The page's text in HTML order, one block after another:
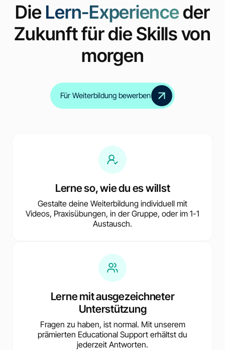
DieLern-Experienceder
Zukunft für die Skills von
morgen
Für Weiterbildung bewerben
Lerne so, wie du es willst
Gestalte deine Weiterbildung individuell mit
Videos, Praxisübungen, in der Gruppe, oder im 1-1
Austausch.
Lerne mit ausgezeichneter
Unterstützung
Fragen zu haben, ist normal. Mit unserem
prämierten Educational Support erhältst du
jederzeit Antworten.